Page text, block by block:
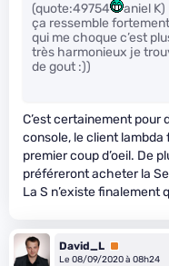
(quote:49754
aniel K)
ça ressemble
qui me choque c’est
très harmonieux je
de gout :))
C’est certainement pour
console, le client
premier coup d’oeil. De
préféreront acheter la
La S n’existe finalement
David_L Premium
Le 08/09/2020 à 08h24